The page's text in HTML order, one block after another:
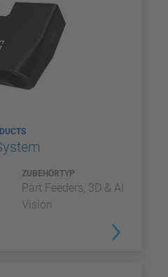
ZUBEHÖRTYP
Part Feeders, 3D & AI
Vision